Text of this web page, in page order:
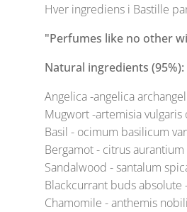
Hver ingrediens i Bastille
"Perfumes like no other
Natural ingredients (95%):
Angelica -angelica
Mugwort -artemisia vulgaris
Basil - ocimum basilicum
Bergamot - citrus
Sandalwood - santalum
Blackcurrant buds
Chamomile - anthemis